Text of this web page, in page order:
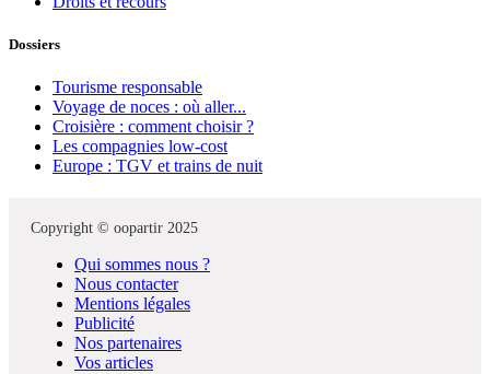
Dossiers
Tourisme responsable
Voyage de noces : où aller...
Croisière : comment choisir ?
Les compagnies low-cost
Europe : TGV et trains de nuit
Copyright © oopartir 2025
Qui sommes nous ?
Nous contacter
Mentions légales
Publicité
Nos partenaires
Vos articles